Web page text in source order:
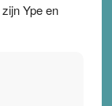
Ype en